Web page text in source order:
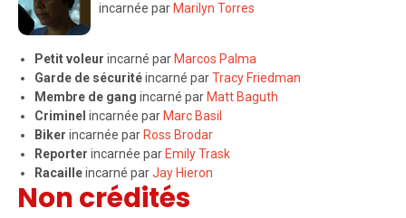
incarnée par Marilyn Torres
Petit voleur incarné par Marcos Palma
Garde de sécuritéincarné parTracy Friedman
Membre de gang incarné par Matt Baguth
Criminel incarnée par Marc Basil
Biker incarnée par Ross Brodar
Reporter incarnée par Emily Trask
Racailleincarné parJay Hieron
Non crédités